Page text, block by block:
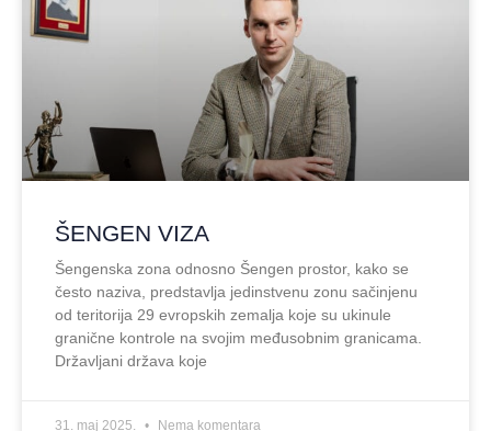
ŠENGEN VIZA
Šengenska zona odnosno Šengen prostor, kako se
često naziva, predstavlja jedinstvenu zonu sačinjenu
od teritorija 29 evropskih zemalja koje su ukinule
granične kontrole na svojim međusobnim granicama.
Državljani država koje
31. maj 2025. Nema komentara